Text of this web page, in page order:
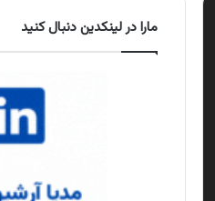
مارا در لینکدین دنبال کنید